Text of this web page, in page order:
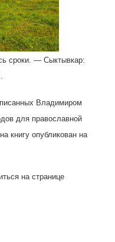
сроки. — Сыктывкар:
Владимиром
для православной
книгу опубликован на
на странице